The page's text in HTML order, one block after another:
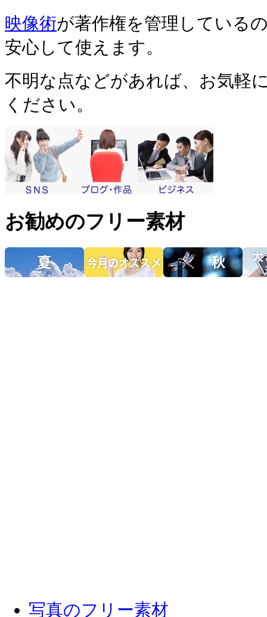
映像術が著作権を管理している
安心して使えます。
不明な点などがあれば、お気軽
ください。
お勧めのフリー素材
写真のフリー素材